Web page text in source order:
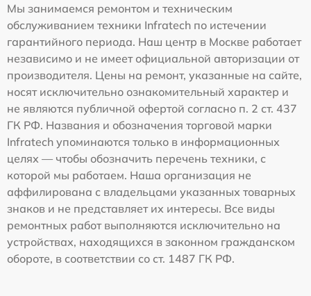
Мы занимаемся ремонтом и техническим
обслуживанием техники Infratech по истечении
гарантийного периода. Наш центр в Москве работает
независимо и не имеет официальной авторизации от
производителя. Цены на ремонт, указанные на сайте,
носят исключительно ознакомительный характер и
не являются публичной офертой согласно п. 2 ст. 437
ГК РФ. Названия и обозначения торговой марки
Infratech упоминаются только в информационных
целях — чтобы обозначить перечень техники, с
которой мы работаем. Наша организация не
аффилирована с владельцами указанных товарных
знаков и не представляет их интересы. Все виды
ремонтных работ выполняются исключительно на
устройствах, находящихся в законном гражданском
обороте, в соответствии со ст. 1487 ГК РФ.